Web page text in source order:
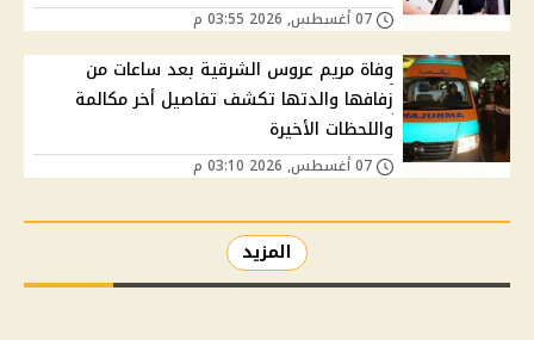
وفاة مريم عروس الشرقية بعد ساعات من
زفافها والدتها تكشف تفاصيل أخر مكالمة
واللحظات الأخيرة
المزيد